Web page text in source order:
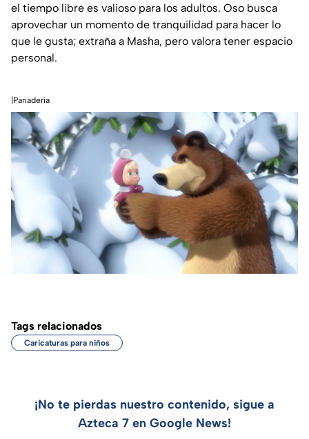
el tiempo libre es valioso para los adultos. Oso busca
aprovechar un momento de tranquilidad para hacer lo
que le gusta; extraña a Masha, pero valora tener espacio
personal.
|Panadería
Tags relacionados
Caricaturas para niños
¡No te pierdas nuestro contenido, sigue a
Azteca 7 en Google News!